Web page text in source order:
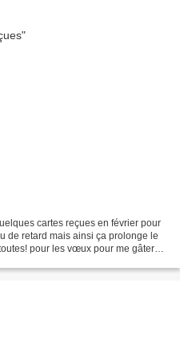
cartes reçues en février pour
de retard mais ainsi ça prolonge le
pour les vœux pour me gâter